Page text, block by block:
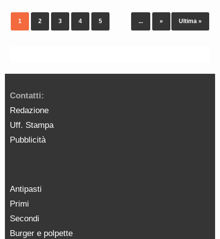
1 2 3 4 5 ... » Ultima »
Contatti:
Redazione
Uff. Stampa
Pubblicità
Antipasti
Primi
Secondi
Burger e polpette